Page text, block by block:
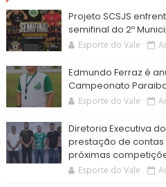
Projeto SCSJS
semifinal do 2º
Esporte do Vale
Edmundo Ferraz é
Campeonato
Esporte do Vale
Diretoria Executiva
prestação de
próximas
Esporte do Vale